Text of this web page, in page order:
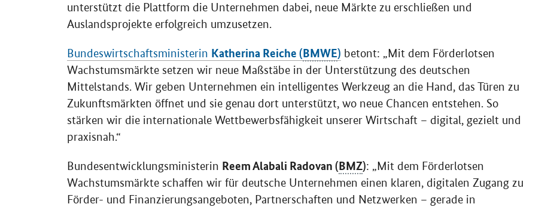
unterstützt die Plattform die Unternehmen dabei, neue Märkte zu erschließen und
Auslandsprojekte erfolgreich umzusetzen.
Bundeswirtschaftsministerin Katherina Reiche (BMWE) betont: „Mit dem Förderlotsen
Wachstumsmärkte setzen wir neue Maßstäbe in der Unterstützung des deutschen
Mittelstands. Wir geben Unternehmen ein intelligentes Werkzeug an die Hand, das Türen zu
Zukunftsmärkten öffnet und sie genau dort unterstützt, wo neue Chancen entstehen. So
stärken wir die internationale Wettbewerbsfähigkeit unserer Wirtschaft – digital, gezielt und
praxisnah.“
Bundesentwicklungsministerin Reem Alabali Radovan (BMZ): „Mit dem Förderlotsen
Wachstumsmärkte schaffen wir für deutsche Unternehmen einen klaren, digitalen Zugang zu
Förder- und Finanzierungsangeboten, Partnerschaften und Netzwerken – gerade in